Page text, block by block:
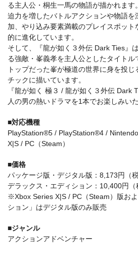
る主人公・桐生一馬の物語が描かれます
迫力を増したバトルアクションや物語を
加、やり込み要素満載のプレイスポット
的に進化しています。
そして、『龍が如く３外伝 Dark Ties』
る強敵・峯義孝を主人公としたタイト
トップだった峯が極道の世界に身を投
チックに描いています。
『龍が如く 極３ / 龍が如く３外伝 Dark
人の男の熱いドラマを1本でお楽しみい
■対応機種
PlayStation®5 / PlayStation®4 /
X|S / PC（Steam）
■価格
パッケージ版・デジタル版：8,173円（
デラックス・エディション：10,400円（
※Xbox Series X|S / PC（Steam）版お
ション」はデジタル版のみ販売
■ジャンル
アクションアドベンチャー